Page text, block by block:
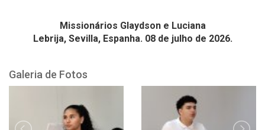
Missionários Glaydson e Luciana
Lebrija, Sevilla, Espanha. 08 de julho de 2026.
Galeria de Fotos